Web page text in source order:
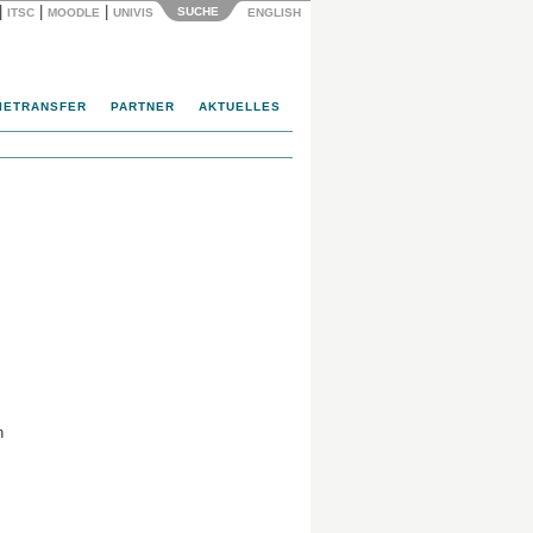
ITSC MOODLE UNIVIS SUCHE ENGLISH
PARTNER AKTUELLES